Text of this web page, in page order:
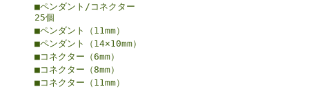
■ペンダント/コネクター
25個
■ペンダント（11mm）
■ペンダント（14×10mm）
■コネクター（6mm）
■コネクター（8mm）
■コネクター（11mm）